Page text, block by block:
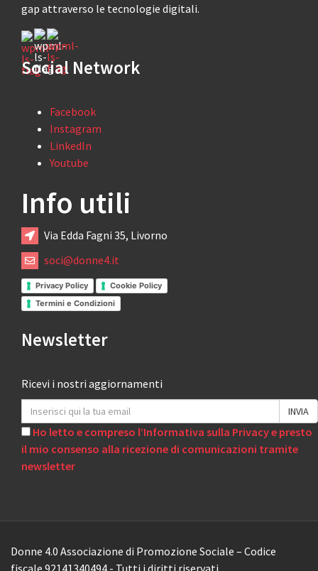
gap attraverso le tecnologie digitali.
Social Network
Facebook
Instagram
LinkedIn
Youtube
Info utili
Via Edda Fagni 35, Livorno
soci@donne4.it
Privacy Policy
Cookie Policy
Termini e Condizioni
Newsletter
Ricevi i nostri aggiornamenti
Ho letto e compreso l’Informativa sulla Privacy e presto
il mio consenso alla ricezione di comunicazioni tramite
newsletter
Donne 4.0 Associazione di Promozione Sociale – Codice